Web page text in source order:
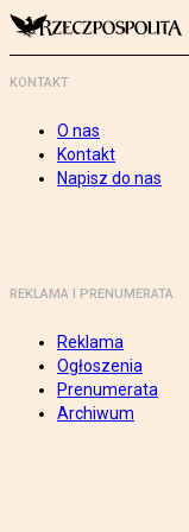
KONTAKT
O nas
Kontakt
Napisz do nas
REKLAMA I PRENUMERATA
Reklama
Ogłoszenia
Prenumerata
Archiwum